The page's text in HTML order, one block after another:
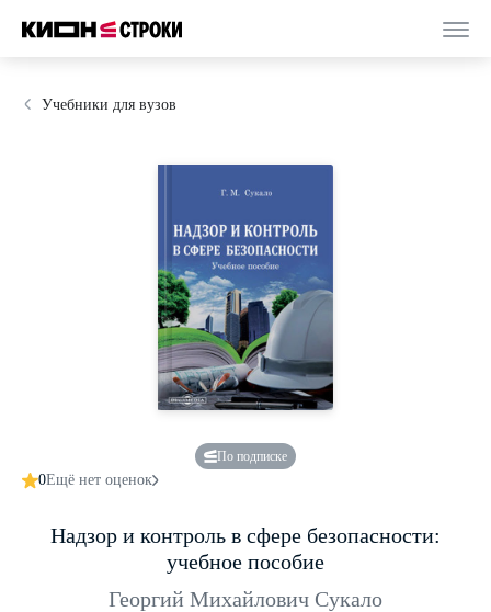
Учебники для вузов
По подписке
0Ещё нет оценок
Надзор и контроль в сфере безопасности:
учебное пособие
Георгий Михайлович Сукало